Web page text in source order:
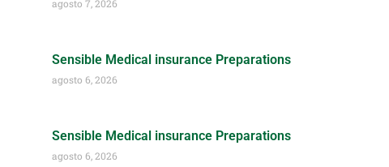
agosto 7, 2026
Sensible Medical insurance Preparations
agosto 6, 2026
Sensible Medical insurance Preparations
agosto 6, 2026